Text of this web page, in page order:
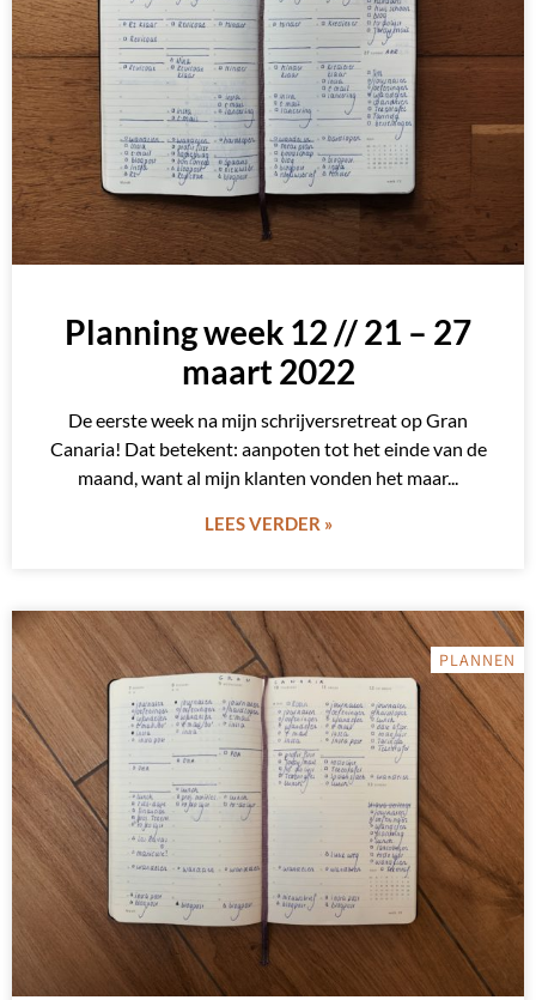
Planning week 12 // 21 – 27
maart 2022
De eerste week na mijn schrijversretreat op Gran
Canaria! Dat betekent: aanpoten tot het einde van de
maand, want al mijn klanten vonden het maar
LEES VERDER »
PLANNEN